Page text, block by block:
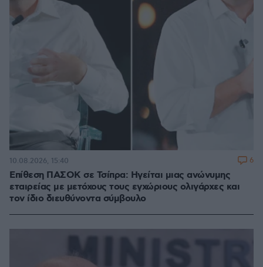
Επίθεση ΠΑΣΟΚ σε Τσίπρα: Ηγείται μιας ανώνυμης
εταιρείας με μετόχους τους εγχώριους ολιγάρχες και
τον ίδιο διευθύνοντα σύμβουλο
10.08.2026, 15:40 6